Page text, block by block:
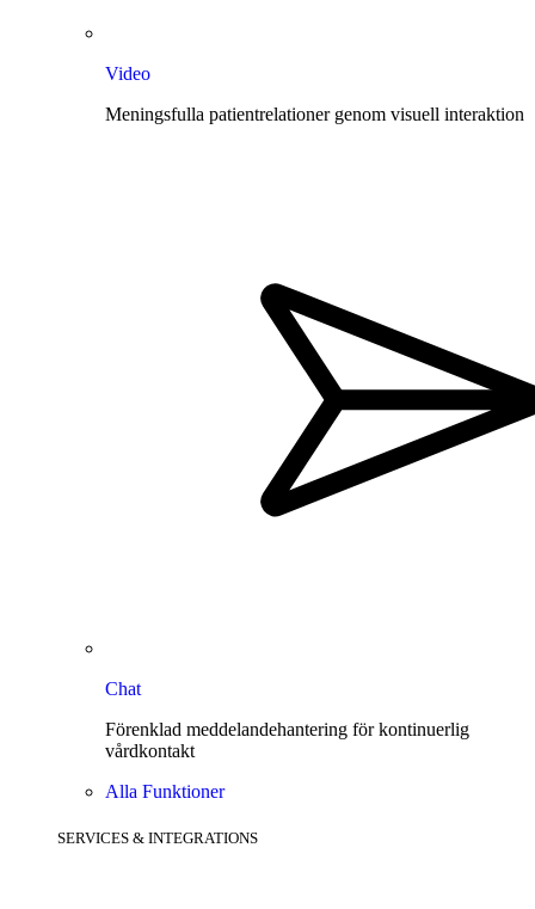
Video
Meningsfulla patientrelationer genom visuell interaktion
Chat
Förenklad meddelandehantering för kontinuerlig
vårdkontakt
Alla Funktioner
SERVICES & INTEGRATIONS